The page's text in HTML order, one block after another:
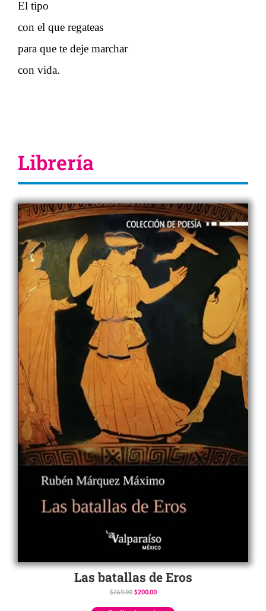
El tipo
con el que regateas
para que te deje marchar
con vida.
Librería
Las batallas de Eros
$249.00 $200.00